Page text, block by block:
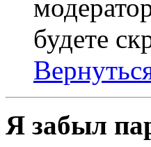
будете
Я забыл